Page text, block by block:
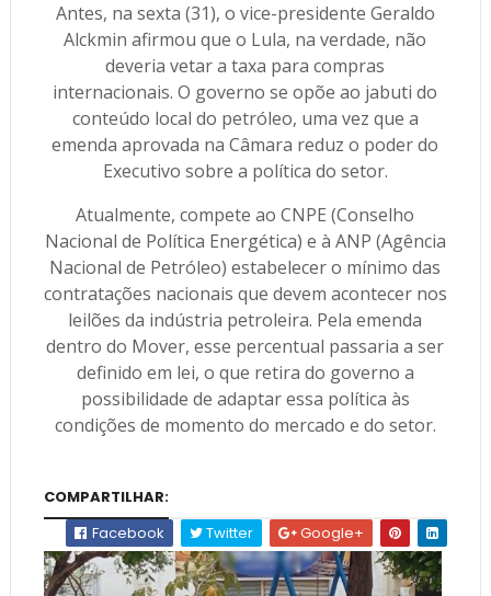
Antes, na sexta (31), o vice-presidente Geraldo
Alckmin afirmou que o Lula, na verdade, não
deveria vetar a taxa para compras
internacionais. O governo se opõe ao jabuti do
conteúdo local do petróleo, uma vez que a
emenda aprovada na Câmara reduz o poder do
Executivo sobre a política do setor.
Atualmente, compete ao CNPE (Conselho
Nacional de Política Energética) e à ANP (Agência
Nacional de Petróleo) estabelecer o mínimo das
contratações nacionais que devem acontecer nos
leilões da indústria petroleira. Pela emenda
dentro do Mover, esse percentual passaria a ser
definido em lei, o que retira do governo a
possibilidade de adaptar essa política às
condições de momento do mercado e do setor.
COMPARTILHAR:
Facebook
Twitter Google+